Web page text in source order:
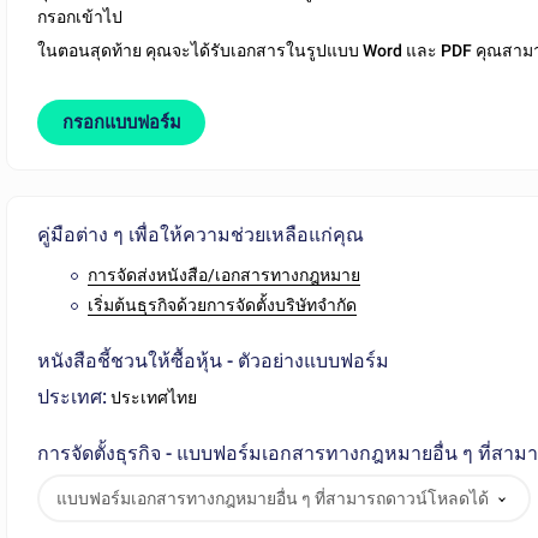
กรอกเข้าไป
ในตอนสุดท้าย คุณจะได้รับเอกสารในรูปแบบWord และ PDF คุณสาม
กรอกแบบฟอร์ม
คู่มือต่าง ๆ เพื่อให้ความช่วยเหลือแก่คุณ
การจัดส่งหนังสือ/เอกสารทางกฎหมาย
เริ่มต้นธุรกิจด้วยการจัดตั้งบริษัทจำกัด
หนังสือชี้ชวนให้ซื้อหุ้น - ตัวอย่างแบบฟอร์ม
ประเทศ: ประเทศไทย
การจัดตั้งธุรกิจ - แบบฟอร์มเอกสารทางกฎหมายอื่น ๆ ที่สาม
แบบฟอร์มเอกสารทางกฎหมายอื่น ๆ ที่สามารถดาวน์โหลดได้